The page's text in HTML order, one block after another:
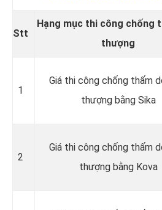
Stt
Hạng mục thi công chống
thượng
1
Giá thi công chống thấm
thượng bằng Sika
2
Giá thi công chống thấm
thượng bằng Kova